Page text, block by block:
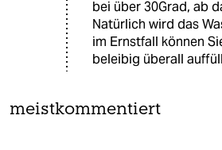
bei über 30Grad, ab
Natürlich wird das
im Ernstfall können
beleibig überall
meistkommentiert